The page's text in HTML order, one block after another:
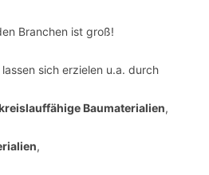
Branchen ist groß!
sich erzielen u.a. durch
Baumaterialien,
,